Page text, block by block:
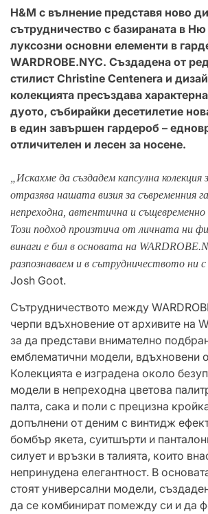
H&M с вълнение представя ново
сътрудничество с базираната в
луксозни основни елементи в
WARDROBE.NYC. Създадена от
стилист Christine Centenera и
колекцията пресъздава
дуото, събирайки десетилетие
в един завършен гардероб –
отличителен и лесен за носене.
„Искахме да създадем капсулна
отразява нашата визия за съвременния
непреходна, автентична и същевременно
Този подход произтича от личната ни
винаги е бил в основата на
разпознаваем и в сътрудничеството ни
Josh Goot.
Сътрудничеството между
черпи вдъхновение от архивите на
за да представи внимателно
емблематични модели, вдъхновени
Колекцията е изградена около
модели в непреходна цветова
палта, сака и поли с прецизна
допълнени от деним с винтидж
бомбър якета, суитшърти и
силует и връзки в талията, които
непринудена елегантност. В
стоят универсални модели,
да се комбинират помежду си и да